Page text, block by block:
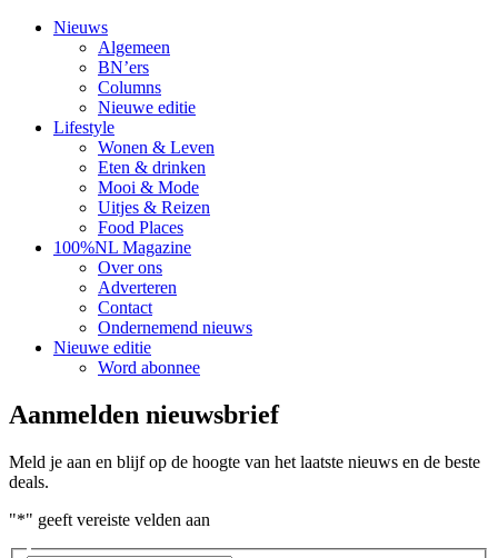
Nieuws
Algemeen
BN’ers
Columns
Nieuwe editie
Lifestyle
Wonen & Leven
Eten & drinken
Mooi & Mode
Uitjes & Reizen
Food Places
100%NL Magazine
Over ons
Adverteren
Contact
Ondernemend nieuws
Nieuwe editie
Word abonnee
Aanmelden nieuwsbrief
Meld je aan en blijf op de hoogte van het laatste nieuws en de beste
deals.
"*" geeft vereiste velden aan